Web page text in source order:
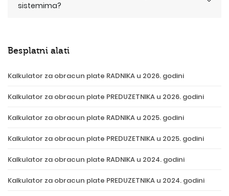
sistemima?
Besplatni alati
Kalkulator za obracun plate RADNIKA u 2026. godini
Kalkulator za obracun plate PREDUZETNIKA u 2026. godini
Kalkulator za obracun plate RADNIKA u 2025. godini
Kalkulator za obracun plate PREDUZETNIKA u 2025. godini
Kalkulator za obracun plate RADNIKA u 2024. godini
Kalkulator za obracun plate PREDUZETNIKA u 2024. godini